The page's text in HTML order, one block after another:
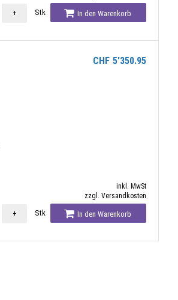
+ Stk In den Warenkorb
CHF 5'350.95
inkl. MwSt
zzgl. Versandkosten
+ Stk In den Warenkorb